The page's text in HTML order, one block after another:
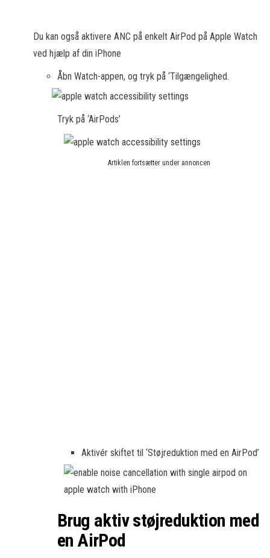
Du kan også aktivere ANC på enkelt AirPod på Apple Watch
ved hjælp af din iPhone
Åbn Watch-appen, og tryk på ‘Tilgængelighed.
Tryk på ‘AirPods’
Artiklen fortsætter under annoncen
Aktivér skiftet til ‘Støjreduktion med en AirPod’
Brug aktiv støjreduktion med
en AirPod